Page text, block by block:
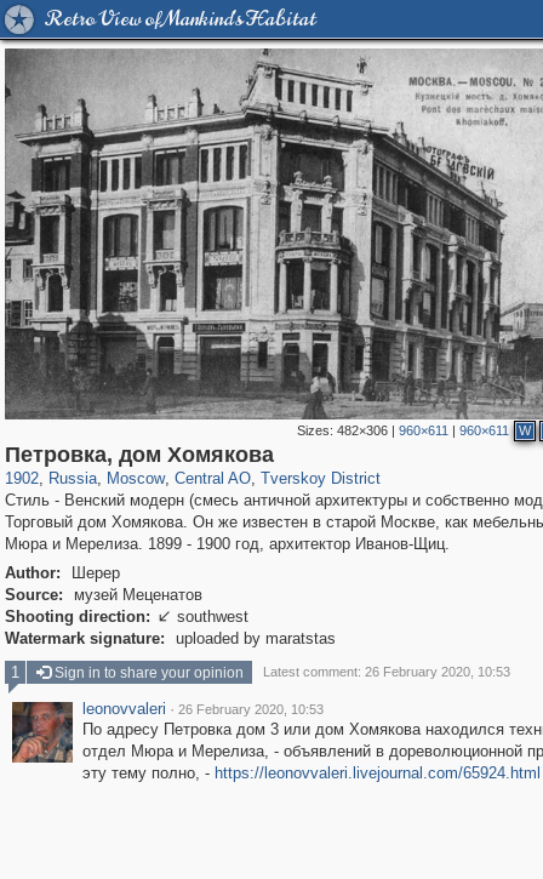
Retro View of Mankind's Habitat
Sizes: 482×306| 960×611 | 960×611 W
Петровка, дом Хомякова
1902, Russia
1,406,871 29,248
, Moscow
319,861 8,286
, Central AO
160,009 5,916
, Tverskoy District
53,052
Стиль - Венский модерн (смесь античной архитектуры и собственно
Торговый дом Хомякова. Он же известен в старой Москве, как
Мюра и Мерелиза. 1899 - 1900 год, архитектор Иванов-Щиц.
Author:
Шерер
Source:
музей Меценатов
Shooting direction:  southwest
Watermark signature:
uploaded by maratstas
1
Sign in to share your opinion Latest comment: 26 February 2020, 10:53
leonovvaleri · 26 February 2020, 10:53
По адресу Петровка дом 3 или дом Хомякова находился
отдел Мюра и Мерелиза, - объявлений в дореволюционной
эту тему полно, - https://leonovvaleri.livejournal.com/65924.html